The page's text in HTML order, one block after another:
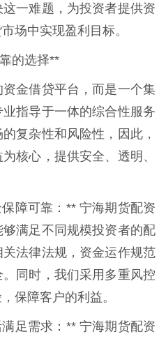
一难题，为投资者提供资
场中实现盈利目标。
的选择**
金借贷平台，而是一个集
指导于一体的综合性服务
复杂性和风险性，因此，
核心，提供安全、透明、
障可靠：** 宁海期货配资
满足不同规模投资者的配
法律法规，资金运作规范
同时，我们采用多重风控
保障客户的利益。
足需求：** 宁海期货配资